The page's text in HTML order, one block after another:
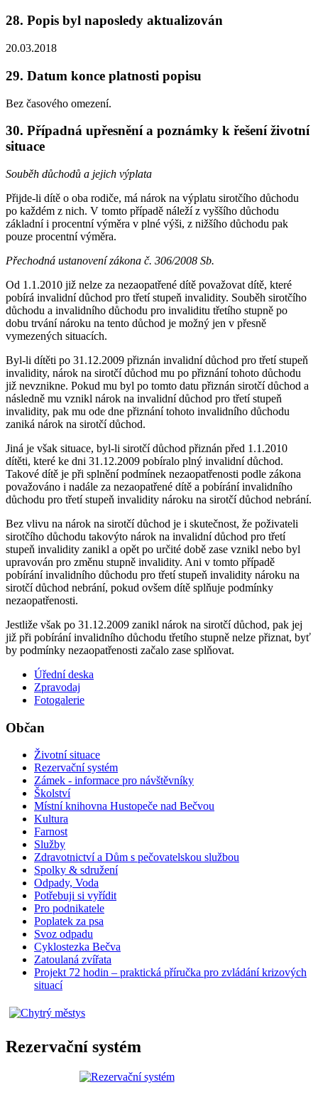
28. Popis byl naposledy aktualizován
20.03.2018
29. Datum konce platnosti popisu
Bez časového omezení.
30. Případná upřesnění a poznámky k řešení životní
situace
Souběh důchodů a jejich výplata
Přijde-li dítě o oba rodiče, má nárok na výplatu sirotčího důchodu
po každém z nich. V tomto případě náleží z vyššího důchodu
základní i procentní výměra v plné výši, z nižšího důchodu pak
pouze procentní výměra.
Přechodná ustanovení zákona č. 306/2008 Sb.
Od 1.1.2010 již nelze za nezaopatřené dítě považovat dítě, které
pobírá invalidní důchod pro třetí stupeň invalidity. Souběh sirotčího
důchodu a invalidního důchodu pro invaliditu třetího stupně po
dobu trvání nároku na tento důchod je možný jen v přesně
vymezených situacích.
Byl-li dítěti po 31.12.2009 přiznán invalidní důchod pro třetí stupeň
invalidity, nárok na sirotčí důchod mu po přiznání tohoto důchodu
již nevznikne. Pokud mu byl po tomto datu přiznán sirotčí důchod a
následně mu vznikl nárok na invalidní důchod pro třetí stupeň
invalidity, pak mu ode dne přiznání tohoto invalidního důchodu
zaniká nárok na sirotčí důchod.
Jiná je však situace, byl-li sirotčí důchod přiznán před 1.1.2010
dítěti, které ke dni 31.12.2009 pobíralo plný invalidní důchod.
Takové dítě je při splnění podmínek nezaopatřenosti podle zákona
považováno i nadále za nezaopatřené dítě a pobírání invalidního
důchodu pro třetí stupeň invalidity nároku na sirotčí důchod nebrání.
Bez vlivu na nárok na sirotčí důchod je i skutečnost, že poživateli
sirotčího důchodu takovýto nárok na invalidní důchod pro třetí
stupeň invalidity zanikl a opět po určité době zase vznikl nebo byl
upravován pro změnu stupně invalidity. Ani v tomto případě
pobírání invalidního důchodu pro třetí stupeň invalidity nároku na
sirotčí důchod nebrání, pokud ovšem dítě splňuje podmínky
nezaopatřenosti.
Jestliže však po 31.12.2009 zanikl nárok na sirotčí důchod, pak jej
již při pobírání invalidního důchodu třetího stupně nelze přiznat, byť
by podmínky nezaopatřenosti začalo zase splňovat.
Úřední deska
Zpravodaj
Fotogalerie
Občan
Životní situace
Rezervační systém
Zámek - informace pro návštěvníky
Školství
Místní knihovna Hustopeče nad Bečvou
Kultura
Farnost
Služby
Zdravotnictví a Dům s pečovatelskou službou
Spolky & sdružení
Odpady, Voda
Potřebuji si vyřídit
Pro podnikatele
Poplatek za psa
Svoz odpadu
Cyklostezka Bečva
Zatoulaná zvířata
Projekt 72 hodin – praktická příručka pro zvládání krizových
situací
Rezervační systém